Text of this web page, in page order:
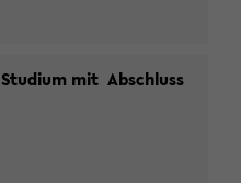
Studium mit ­ Abschluss